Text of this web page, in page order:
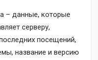
– данные, которые
серверу,
посещений,
название и версию